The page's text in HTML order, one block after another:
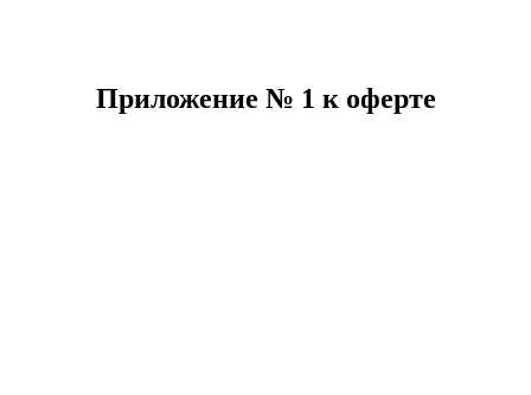
Приложение № 1 к оферте